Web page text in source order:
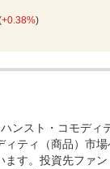
+0.38%)
ンスト・コモディ
ィティ（商品）市
ます。投資先ファ